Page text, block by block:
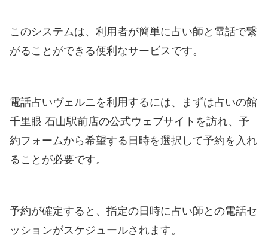
このシステムは、利用者が簡単に占い師と電話で繋
がることができる便利なサービスです。
電話占いヴェルニを利用するには、まずは占いの館
千里眼 石山駅前店の公式ウェブサイトを訪れ、予
約フォームから希望する日時を選択して予約を入れ
ることが必要です。
予約が確定すると、指定の日時に占い師との電話セ
ッションがスケジュールされます。